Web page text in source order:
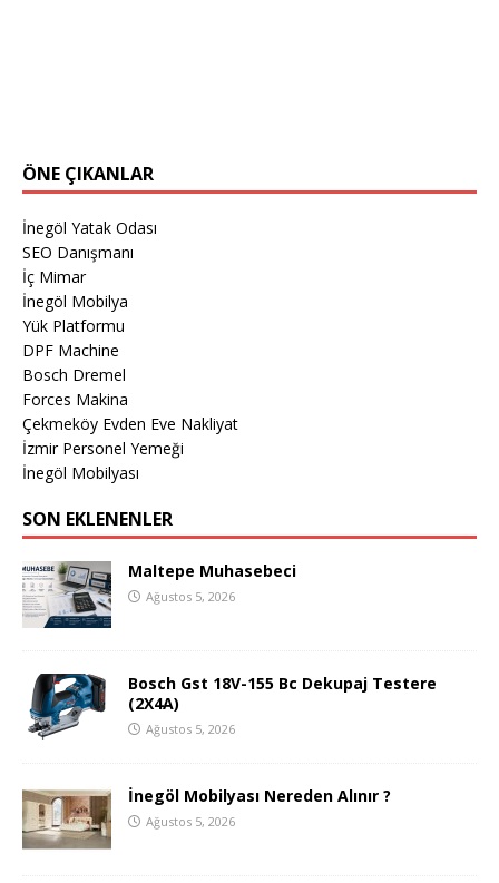
ÖNE ÇIKANLAR
İnegöl Yatak Odası
SEO Danışmanı
İç Mimar
İnegöl Mobilya
Yük Platformu
DPF Machine
Bosch Dremel
Forces Makina
Çekmeköy Evden Eve Nakliyat
İzmir Personel Yemeği
İnegöl Mobilyası
SON EKLENENLER
Maltepe Muhasebeci
Ağustos 5, 2026
Bosch Gst 18V-155 Bc Dekupaj Testere
(2X4A)
Ağustos 5, 2026
İnegöl Mobilyası Nereden Alınır ?
Ağustos 5, 2026